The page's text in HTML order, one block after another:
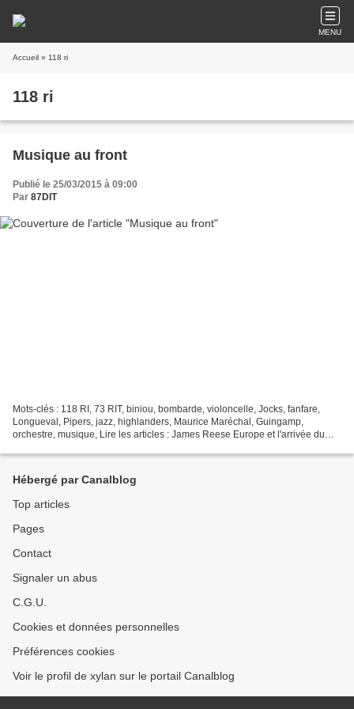
MENU
Accueil » 118 ri
118 ri
Musique au front
Publié le 25/03/2015 à 09:00
Par 87DIT
Mots-clés : 118 RI, 73 RIT, biniou, bombarde, violoncelle, Jocks, fanfare,
Longueval, Pipers, jazz, highlanders, Maurice Maréchal, Guingamp,
orchestre, musique, Lire les articles : James Reese Europe et l'arrivée du
Hébergé par Canalblog
Top articles
Pages
Contact
Signaler un abus
C.G.U.
Cookies et données personnelles
Préférences cookies
Voir le profil de xylan sur le portail Canalblog